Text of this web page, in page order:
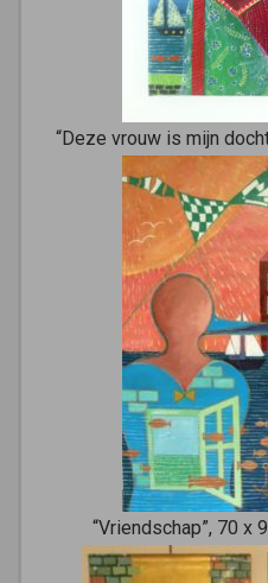
“Deze vrouw is mijn
“Vriendschap”, 70 x